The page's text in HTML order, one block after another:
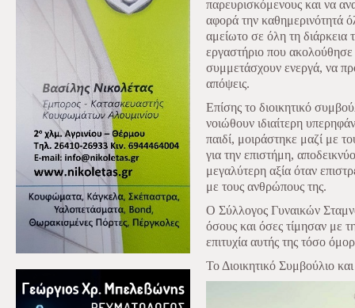
παρευρισκόμενους και να
αφορά την καθημερινότητά
αμείωτο σε όλη τη
εργαστήριο που
συμμετάσχουν ενεργά, να
απόψεις.
Επίσης το διοικητικό
νοιώθουν ιδιαίτερη
παιδί, μοιράστηκε μαζί με
για την επιστήμη,
μεγαλύτερη αξία όταν
με τους ανθρώπους της.
Ο Σύλλογος Γυναικών
όσους και όσες τίμησαν με
επιτυχία αυτής της τόσο
Το Διοικητικό Συμβούλιο